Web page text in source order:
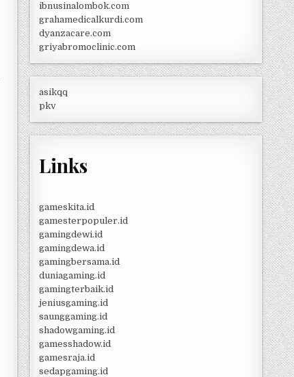
ibnusinalombok.com
grahamedicalkurdi.com
dyanzacare.com
griyabromoclinic.com
asikqq
pkv
Links
gameskita.id
gamesterpopuler.id
gamingdewi.id
gamingdewa.id
gamingbersama.id
duniagaming.id
gamingterbaik.id
jeniusgaming.id
saunggaming.id
shadowgaming.id
gamesshadow.id
gamesraja.id
sedapgaming.id